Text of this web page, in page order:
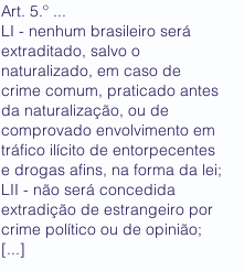
Art. 5.º ...
LI - nenhum brasileiro será
extraditado, salvo o
naturalizado, em caso de
crime comum, praticado antes
da naturalização, ou de
comprovado envolvimento em
tráfico ilícito de entorpecentes
e drogas afins, na forma da lei;
LII - não será concedida
extradição de estrangeiro por
crime político ou de opinião;
[...]